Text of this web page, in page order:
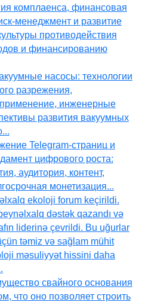
комплаенса, финансовая
менеджмент и развитие
противодействия
и финансированию
насосы: технологии
разрежения,
инженерные
развития вакуумных
Telegram-страниц и
цифрового роста:
аудитория, контент,
монетизация...
ekoloji forum keçirildi.
dəstək qazandı və
liderinə çevrildi. Bu uğurlar
təmiz və sağlam mühit
məsuliyyət hissini daha
свайного основания
что оно позволяет строить